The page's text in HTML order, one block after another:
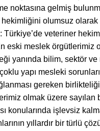
noktasına gelmiş
olumsuz olarak
veteriner
eski meslek örgütlerimiz
yanında bilim, sektör ve
çoklu yapı mesleki
gereken
olmak üzere sayılan
konularında işlevsiz
yıllardır bir türlü